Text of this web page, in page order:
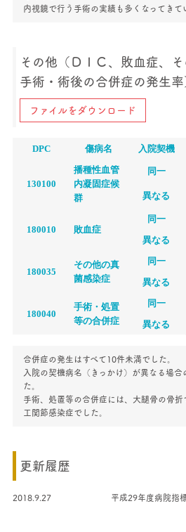
内視鏡で行う手術の実績も多くなってきて
その他（ＤＩＣ、敗血症、
手術・術後の合併症の発生率
ファイルをダウンロード
DPC 傷病名 入院契機
130100
播種性血管
内凝固症候
群
同一
異なる
180010 敗血症
同一
異なる
180035
その他の真
菌感染症
同一
異なる
180040
手術・処置
等の合併症
同一
異なる
合併症の発生はすべて10件未満でした。
入院の契機病名（きっかけ）が異なる場合
た。
手術、処置等の合併症には、大腿骨の骨
工関節感染症でした。
更新履歴
2018.9.27 平成29年度病院指